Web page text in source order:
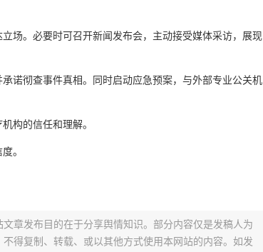
场。必要时可召开新闻发布会，主动接受媒体采访，展现
诺彻查事件真相。同时启动应急预案，与外部专业公关机
构的信任和理解。
。
章发布目的在于分享舆情知识。部分内容仅是发稿人为
得复制、转载、或以其他方式使用本网站的内容。如发